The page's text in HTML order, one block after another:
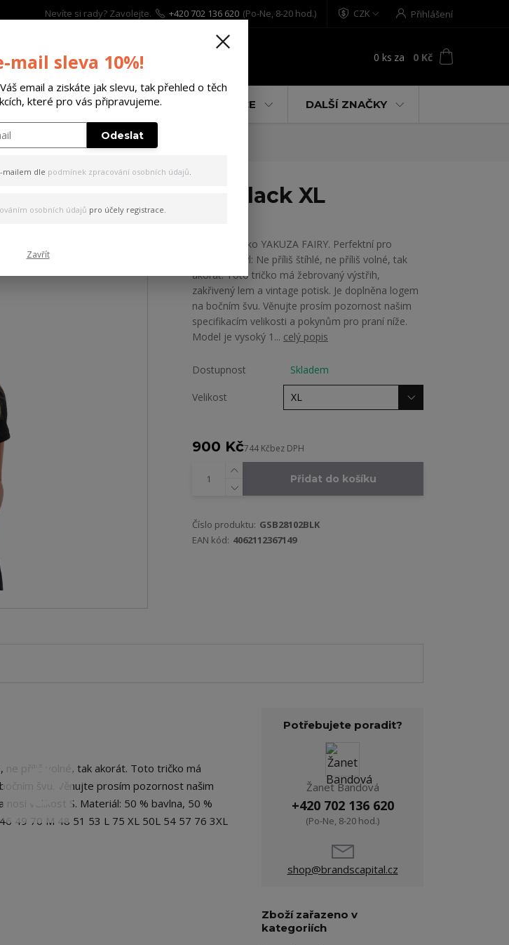
CZK Přihlášení
Nevíte si rady? Zavolejte. +420 702 136 620 (Po-Ne, 8-20 hod.)
0 ks za 0 Kč
DÁRKOVÉ POUKAZY % AKCE DALŠÍ ZNAČKY
T-Shirt black XL
Crew Neck T-Shirt black XL
Dámské tričko YAKUZA FAIRY. Perfektní pro
uvolněný styl: Ne příliš štíhlé, ne příliš volné, tak
akorát. Toto tričko má žebrovaný výstřih,
zakřivený lem a vintage potisk. Je doplněna logem
na bočním švu. Věnujte prosím pozornost našim
specifikacím velikosti a pokynům pro praní níže.
Model je vysoký 1... celý popis
Dostupnost Skladem
Velikost
900 Kč744 Kčbez DPH
Přidat do košíku
Číslo produktu: GSB28102BLK
EAN kód: 4062112367149
ne příliš volné, tak akorát. Toto tričko má
švu. Věnujte prosím pozornost našim
velikost S. Materiál: 50 % bavlna, 50 %
49 70 M 48 51 53 L 75 XL 50L 54 57 76 3XL
Potřebujete poradit?
Žanet Bandová
+420 702 136 620
(Po-Ne, 8-20 hod.)
shop@brandscapital.cz
Zboží zařazeno v
kategoriích
mail sleva 10%!
email a ziskáte jak slevu, tak přehled o těch
které pro vás připravujeme.
Odeslat
mailem dle podmínek zpracování osobních údajů.
osobních údajů pro účely registrace.
Zavřít